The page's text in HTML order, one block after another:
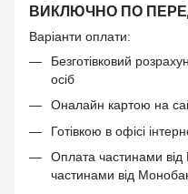
ВИКЛЮЧНО ПО
Варіанти оплати:
Безготівковий
осіб
Оналайн картою на
Готівкою в офісі
Оплата частинами від
частинами від